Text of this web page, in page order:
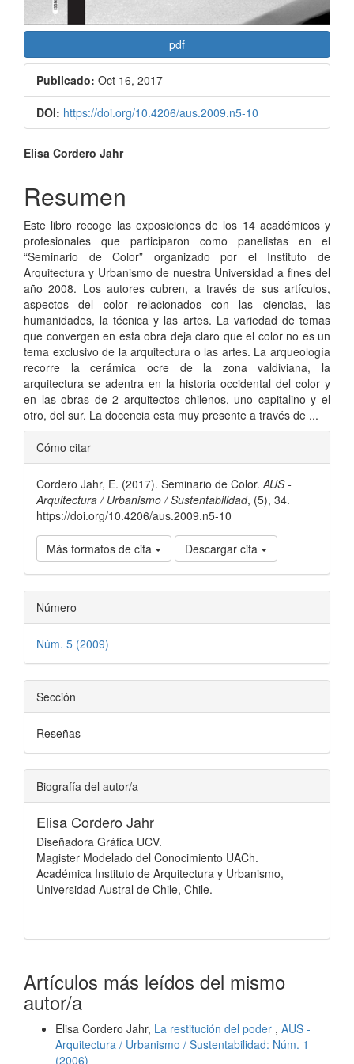
pdf
Publicado: Oct 16, 2017
DOI: https://doi.org/10.4206/aus.2009.n5-10
Contenido
principal
del
artículo
Elisa Cordero Jahr
Resumen
Este libro recoge las exposiciones de los 14 académicos y
profesionales que participaron como panelistas en el
“Seminario de Color” organizado por el Instituto de
Arquitectura y Urbanismo de nuestra Universidad a fines del
año 2008. Los autores cubren, a través de sus artículos,
aspectos del color relacionados con las ciencias, las
humanidades, la técnica y las artes. La variedad de temas
que convergen en esta obra deja claro que el color no es un
tema exclusivo de la arquitectura o las artes. La arqueología
recorre la cerámica ocre de la zona valdiviana, la
arquitectura se adentra en la historia occidental del color y
en las obras de 2 arquitectos chilenos, uno capitalino y el
otro, del sur. La docencia esta muy presente a través de ...
Detalles
del
artículo
Cómo citar
Cordero Jahr, E. (2017). Seminario de Color. AUS -
Arquitectura / Urbanismo / Sustentabilidad, (5), 34.
https://doi.org/10.4206/aus.2009.n5-10
Más formatos de cita Descargar cita
Número
Núm. 5 (2009)
Sección
Reseñas
Biografía del autor/a
Elisa Cordero Jahr
Diseñadora Gráfica UCV.
Magister Modelado del Conocimiento UACh.
Académica Instituto de Arquitectura y Urbanismo,
Universidad Austral de Chile, Chile.
Artículos más leídos del mismo
autor/a
Elisa Cordero Jahr, La restitución del poder , AUS -
Arquitectura / Urbanismo / Sustentabilidad: Núm. 1
(2006)